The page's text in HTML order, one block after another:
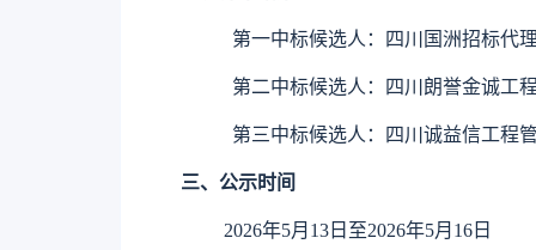
第一中标候选人：四川国洲招标代
第二中标候选人： 四川朗誉金诚工
第三中标候选人：四川诚益信工程
三、公示时间
2026年5月 13 日至2026年5月 16 日